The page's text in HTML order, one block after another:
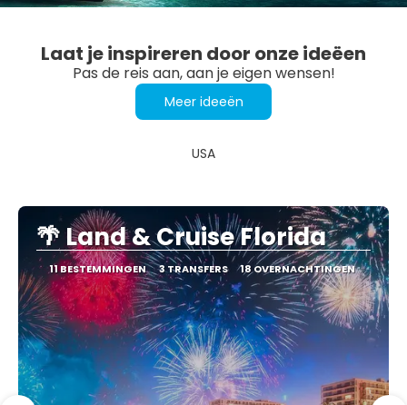
Laat je inspireren door onze ideëen
Pas de reis aan, aan je eigen wensen!
Meer ideeën
USA
🌴 Land & Cruise Florida
11 BESTEMMINGEN 3 TRANSFERS 18 OVERNACHTINGEN